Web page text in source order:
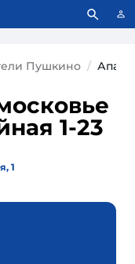
Что это значит?
Пушкино
1-23
1